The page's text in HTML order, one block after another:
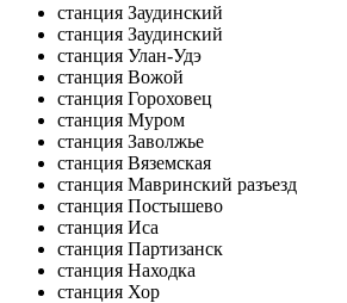
станция Заудинский
станция Заудинский
станция Улан-Удэ
станция Вожой
станция Гороховец
станция Муром
станция Заволжье
станция Вяземская
станция Мавринский разъезд
станция Постышево
станция Иса
станция Партизанск
станция Находка
станция Хор